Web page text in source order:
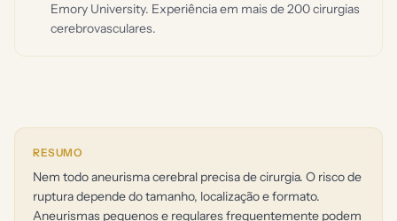
Emory University. Experiência em mais de 200 cirurgias
cerebrovasculares.
RESUMO
Nem todo aneurisma cerebral precisa de cirurgia. O risco de
ruptura depende do tamanho, localização e formato.
Aneurismas pequenos e regulares frequentemente podem